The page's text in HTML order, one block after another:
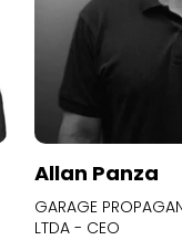
Allan Panza
GARAGE
LTDA - CEO